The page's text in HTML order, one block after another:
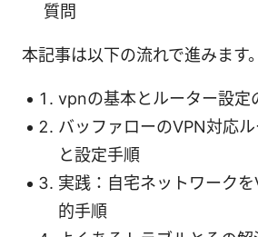
質問
本記事は以下の流れで進みます。
vpnの基本とルーター設定
バッファローのVPN対応
と設定手順
実践：自宅ネットワーク
的手順